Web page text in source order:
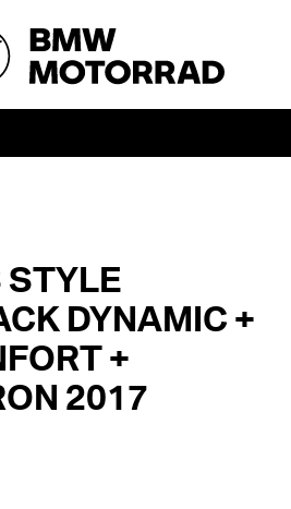
STYLE
DYNAMIC +
+
2017